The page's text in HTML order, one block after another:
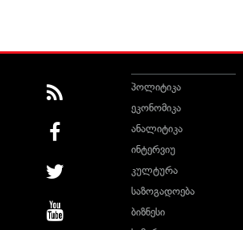
პოლიტიკა
ეკონომიკა
ანალიტიკა
ინტერვიუ
კულტურა
საზოგადოება
ბიზნესი